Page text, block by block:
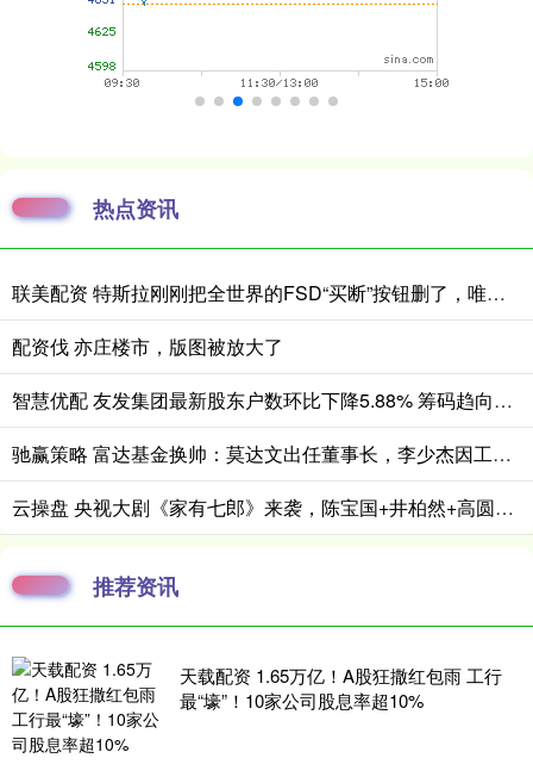
热点资讯
联美配资 特斯拉刚刚把全世界的FSD“买断”按钮删了，唯独留下中国大陆！
配资伐 亦庄楼市，版图被放大了
智慧优配 友发集团最新股东户数环比下降5.88% 筹码趋向集中
驰赢策略 富达基金换帅：莫达文出任董事长，李少杰因工作调整离任
云操盘 央视大剧《家有七郎》来袭，陈宝国+井柏然+高圆圆，网友评论葫芦娃既视感笑疯全网
推荐资讯
天载配资 1.65万亿！A股狂撒红包雨 工行
最“壕”！10家公司股息率超10%